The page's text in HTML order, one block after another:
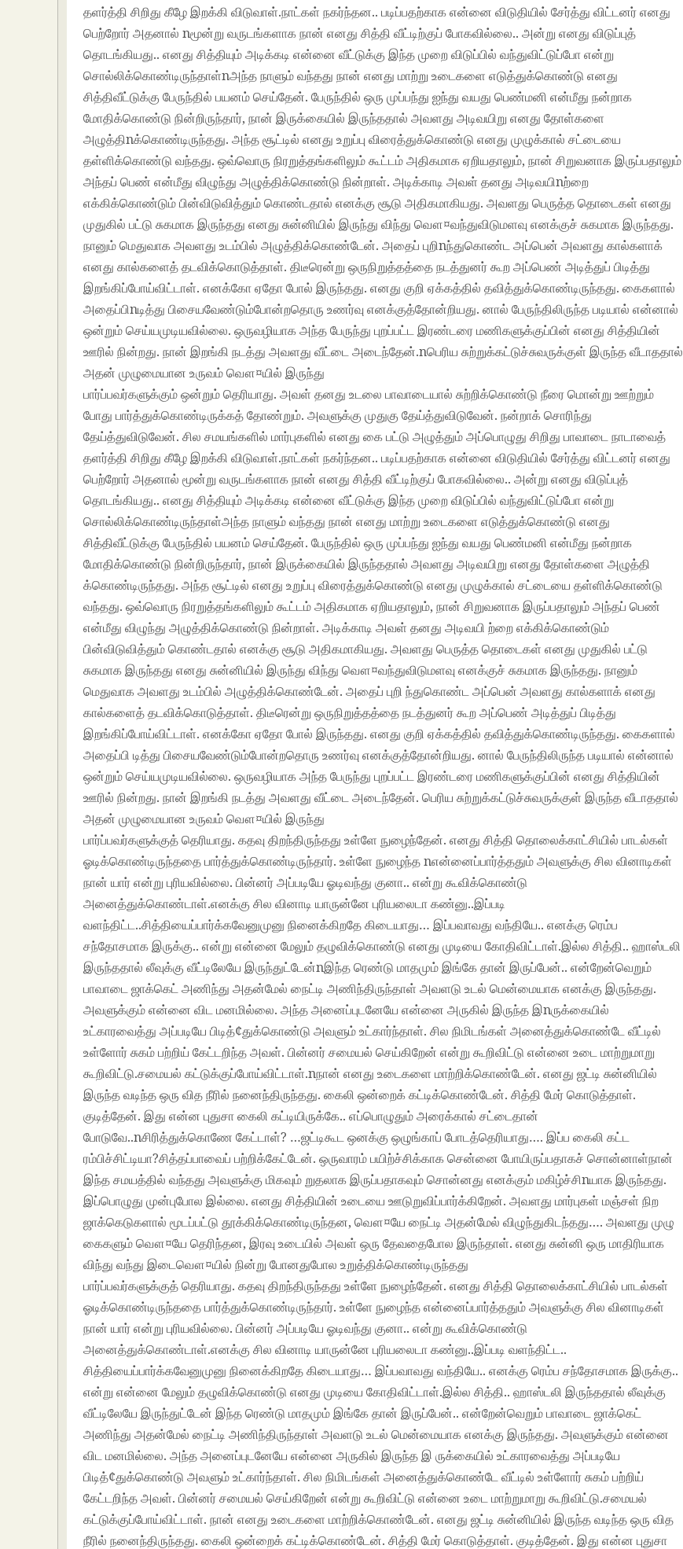
தளர்த்தி சிறிது கீழே இறக்கி விடுவாள்.நாட்கள் நகர்ந்தன.. படிப்பதற்காக என்னை விடுதியில் சேர்த்து விட்டனர் எனது
பெற்றோர் அதனால் nமூன்று வருடங்களாக நான் எனது சித்தி வீட்டிற்குப் போகவில்லை.. அன்று எனது விடுப்புத்
தொடங்கியது.. எனது சித்தியும் அடிக்கடி என்னை வீட்டுக்கு இந்த முறை விடுப்பில் வந்துவிட்டுப்போ என்று
சொல்லிக்கொண்டிருந்தாள்nஅந்த நாளும் வந்தது நான் எனது மாற்று உடைகளை எடுத்துக்கொண்டு எனது
சித்திவீட்டுக்கு பேருந்தில் பயனம் செய்தேன். பேருந்தில் ஒரு முப்பந்து ஐந்து வயது பெண்மனி என்மீது நன்றாக
மோதிக்கொண்டு நின்றிருந்தார், நான் இருக்கையில் இருந்ததால் அவளது அடிவயிறு எனது தோள்களை
அழுத்திnக்கொண்டிருந்தது. அந்த சூட்டில் எனது உறுப்பு விரைத்துக்கொண்டு எனது முழுக்கால் சட்டையை
தள்ளிக்கொண்டு வந்தது. ஒவ்வொரு நிரறுத்தங்களிலும் கூட்டம் அதிகமாக ஏறியதாலும், நான் சிறுவனாக இருப்பதாலும்
அந்தப் பெண் என்மீது விழுந்து அழுத்திக்கொண்டு நின்றாள். அடிக்காடி அவள் தனது அடிவயிnற்றை
எக்கிக்கொண்டும் பின்விடுவித்தும் கொண்டதால் எனக்கு சூடு அதிகமாகியது. அவளது பெருத்த தொடைகள் எனது
முதுகில் பட்டு சுகமாக இருந்தது எனது சுன்னியில் இருந்து விந்து வௌ¤வந்துவிடுமளவு எனக்குச் சுகமாக இருந்தது.
நானும் மெதுவாக அவளது உடம்பில் அழுத்திக்கொண்டேன். அதைப் புறிnந்துகொண்ட அப்பென் அவளது கால்களாக்
எனது கால்களைத் தடவிக்கொடுத்தாள். திடீரென்று ஒருநிறுத்தத்தை நடத்துனர் கூற அப்பெண் அடித்துப் பிடித்து
இறங்கிப்போய்விட்டாள். எனக்கோ ஏதோ போல் இருந்தது. எனது குறி ஏக்கத்தில் தவித்துக்கொண்டிருந்தது. கைகளால்
அதைப்பிnடித்து பிசையவேண்டும்போன்றதொரு உணர்வு எனக்குத்தோன்றியது. னால் பேருந்திலிருந்த படியால் என்னால்
ஒன்றும் செய்யமுடியவில்லை. ஒருவழியாக அந்த பேருந்து புறப்பட்ட இரண்டரை மணிகளுக்குப்பின் எனது சித்தியின்
ஊரில் நின்றது. நான் இறங்கி நடத்து அவளது வீட்டை அடைந்தேன்.nபெரிய சுற்றுக்கட்டுச்சுவருக்குள் இருந்த வீடாததால்
அதன் முழுமையான உருவம் வௌ¤யில் இருந்து
பார்ப்பவர்களுக்கும் ஒன்றும் தெரியாது. அவள் தனது உடலை பாவாடையால் சுற்றிக்கொண்டு நீரை மொன்று ஊற்றும்
போது பார்த்துக்கொண்டிருக்கத் தோண்றும். அவளுக்கு முதுகு தேய்த்துவிடுவேன். நன்றாக் சொரிந்து
தேய்த்துவிடுவேன். சில சமயங்களில் மார்புகளில் எனது கை பட்டு அழுத்தும் அப்பொழுது சிறிது பாவாடை நாடாவைத்
தளர்த்தி சிறிது கீழே இறக்கி விடுவாள்.நாட்கள் நகர்ந்தன.. படிப்பதற்காக என்னை விடுதியில் சேர்த்து விட்டனர் எனது
பெற்றோர் அதனால் மூன்று வருடங்களாக நான் எனது சித்தி வீட்டிற்குப் போகவில்லை.. அன்று எனது விடுப்புத்
தொடங்கியது.. எனது சித்தியும் அடிக்கடி என்னை வீட்டுக்கு இந்த முறை விடுப்பில் வந்துவிட்டுப்போ என்று
சொல்லிக்கொண்டிருந்தாள்அந்த நாளும் வந்தது நான் எனது மாற்று உடைகளை எடுத்துக்கொண்டு எனது
சித்திவீட்டுக்கு பேருந்தில் பயனம் செய்தேன். பேருந்தில் ஒரு முப்பந்து ஐந்து வயது பெண்மனி என்மீது நன்றாக
மோதிக்கொண்டு நின்றிருந்தார், நான் இருக்கையில் இருந்ததால் அவளது அடிவயிறு எனது தோள்களை அழுத்தி
க்கொண்டிருந்தது. அந்த சூட்டில் எனது உறுப்பு விரைத்துக்கொண்டு எனது முழுக்கால் சட்டையை தள்ளிக்கொண்டு
வந்தது. ஒவ்வொரு நிரறுத்தங்களிலும் கூட்டம் அதிகமாக ஏறியதாலும், நான் சிறுவனாக இருப்பதாலும் அந்தப் பெண்
என்மீது விழுந்து அழுத்திக்கொண்டு நின்றாள். அடிக்காடி அவள் தனது அடிவயி ற்றை எக்கிக்கொண்டும்
பின்விடுவித்தும் கொண்டதால் எனக்கு சூடு அதிகமாகியது. அவளது பெருத்த தொடைகள் எனது முதுகில் பட்டு
சுகமாக இருந்தது எனது சுன்னியில் இருந்து விந்து வௌ¤வந்துவிடுமளவு எனக்குச் சுகமாக இருந்தது. நானும்
மெதுவாக அவளது உடம்பில் அழுத்திக்கொண்டேன். அதைப் புறி ந்துகொண்ட அப்பென் அவளது கால்களாக் எனது
கால்களைத் தடவிக்கொடுத்தாள். திடீரென்று ஒருநிறுத்தத்தை நடத்துனர் கூற அப்பெண் அடித்துப் பிடித்து
இறங்கிப்போய்விட்டாள். எனக்கோ ஏதோ போல் இருந்தது. எனது குறி ஏக்கத்தில் தவித்துக்கொண்டிருந்தது. கைகளால்
அதைப்பி டித்து பிசையவேண்டும்போன்றதொரு உணர்வு எனக்குத்தோன்றியது. னால் பேருந்திலிருந்த படியால் என்னால்
ஒன்றும் செய்யமுடியவில்லை. ஒருவழியாக அந்த பேருந்து புறப்பட்ட இரண்டரை மணிகளுக்குப்பின் எனது சித்தியின்
ஊரில் நின்றது. நான் இறங்கி நடத்து அவளது வீட்டை அடைந்தேன். பெரிய சுற்றுக்கட்டுச்சுவருக்குள் இருந்த வீடாததால்
அதன் முழுமையான உருவம் வௌ¤யில் இருந்து
பார்ப்பவர்களுக்குத் தெரியாது. கதவு திறந்திருந்தது உள்ளே நுழைந்தேன். எனது சித்தி தொலைக்காட்சியில் பாடல்கள்
ஓடிக்கொண்டிருந்ததை பார்த்துக்கொண்டிருந்தார். உள்ளே நுழைந்த nஎன்னைப்பார்த்ததும் அவளுக்கு சில வினாடிகள்
நான் யார் என்று புரியவில்லை. பின்னர் அப்படியே ஓடிவந்து குனா.. என்று கூவிக்கொண்டு
அனைத்துக்கொண்டாள்.எனக்கு சில வினாடி யாருன்னே புரியலைடா கண்னு..இப்படி
வளந்திட்ட..சித்தியைப்பார்க்கவேனுமுனு நினைக்கிறதே கிடையாது… இப்பவாவது வந்தியே.. எனக்கு ரெம்ப
சந்தோசமாக இருக்கு.. என்று என்னை மேலும் தழுவிக்கொண்டு எனது முடியை கோதிவிட்டாள்.இல்ல சித்தி.. ஹாஸ்டலி
இருந்ததால் லீவுக்கு வீட்டிலேயே இருந்துட்டேன்nஇந்த ரெண்டு மாதமும் இங்கே தான் இருப்பேன்.. என்றேன்வெறும்
பாவாடை ஜாக்கெட் அணிந்து அதன்மேல் நைட்டி அணிந்திருந்தாள் அவளடு உடல் மென்மையாக எனக்கு இருந்தது.
அவளுக்கும் என்னை விட மனமில்லை. அந்த அனைப்புடனேயே என்னை அருகில் இருந்த இnருக்கையில்
உட்காரவைத்து அப்படியே பிடித்¢துக்கொண்டு அவளும் உட்கார்ந்தாள். சில நிமிடங்கள் அனைத்துக்கொண்டே வீட்டில்
உள்ளோர் சுகம் பற்றிய் கேட்டறிந்த அவள். பின்னர் சமையல் செய்கிறேன் என்று கூறிவிட்டு என்னை உடை மாற்றுமாறு
கூறிவிட்டு.சமையல் கட்டுக்குப்போய்விட்டாள்.nநான் எனது உடைகளை மாற்றிக்கொண்டேன். எனது ஜட்டி சுன்னியில்
இருந்த வடிந்த ஒரு வித நீரில் நனைந்திருந்தது. கைலி ஒன்றைக் கட்டிக்கொண்டேன். சித்தி மேர் கொடுத்தாள்.
குடித்தேன். இது என்ன புதுசா கைலி கட்டியிருக்கே.. எப்பொழுதும் அரைக்கால் சட்டைதான்
போடுவே..nசிரித்துக்கொணே கேட்டாள்? …ஜட்டிகூட ஒனக்கு ஒழுங்காப் போடத்தெரியாது…. இப்ப கைலி கட்ட
ரம்பிச்சிட்டியா?சித்தப்பாவைப் பற்றிக்கேட்டேன். ஒருவாரம் பயிற்ச்சிக்காக சென்னை போயிருப்பதாகச் சொன்னாள்நான்
இந்த சமயத்தில் வந்தது அவளுக்கு மிகவும் றுதலாக இருப்பதாகவும் சொன்னது எனக்கும் மகிழ்ச்சிnயாக இருந்தது.
இப்பொழுது முன்புபோல இல்லை. எனது சித்தியின் உடையை ஊடுறுவிப்பார்க்கிறேன். அவளது மார்புகள் மஞ்சள் நிற
ஜாக்கெடுகளால் மூடப்பட்டு தூக்கிக்கொண்டிருந்தன, வௌ¤யே நைட்டி அதன்மேல் விழுந்துகிடந்தது…. அவளது முழு
கைகளும் வௌ¤யே தெரிந்தன, இரவு உடையில் அவள் ஒரு தேவதைபோல இருந்தாள். எனது சுன்னி ஒரு மாதிரியாக
விந்து வந்து இடைவௌ¤யில் நின்று போனதுபோல உறுத்திக்கொண்டிருந்தது
பார்ப்பவர்களுக்குத் தெரியாது. கதவு திறந்திருந்தது உள்ளே நுழைந்தேன். எனது சித்தி தொலைக்காட்சியில் பாடல்கள்
ஓடிக்கொண்டிருந்ததை பார்த்துக்கொண்டிருந்தார். உள்ளே நுழைந்த என்னைப்பார்த்ததும் அவளுக்கு சில வினாடிகள்
நான் யார் என்று புரியவில்லை. பின்னர் அப்படியே ஓடிவந்து குனா.. என்று கூவிக்கொண்டு
அனைத்துக்கொண்டாள்.எனக்கு சில வினாடி யாருன்னே புரியலைடா கண்னு..இப்படி வளந்திட்ட..
சித்தியைப்பார்க்கவேனுமுனு நினைக்கிறதே கிடையாது… இப்பவாவது வந்தியே.. எனக்கு ரெம்ப சந்தோசமாக இருக்கு..
என்று என்னை மேலும் தழுவிக்கொண்டு எனது முடியை கோதிவிட்டாள்.இல்ல சித்தி.. ஹாஸ்டலி இருந்ததால் லீவுக்கு
வீட்டிலேயே இருந்துட்டேன் இந்த ரெண்டு மாதமும் இங்கே தான் இருப்பேன்.. என்றேன்வெறும் பாவாடை ஜாக்கெட்
அணிந்து அதன்மேல் நைட்டி அணிந்திருந்தாள் அவளடு உடல் மென்மையாக எனக்கு இருந்தது. அவளுக்கும் என்னை
விட மனமில்லை. அந்த அனைப்புடனேயே என்னை அருகில் இருந்த இ ருக்கையில் உட்காரவைத்து அப்படியே
பிடித்¢துக்கொண்டு அவளும் உட்கார்ந்தாள். சில நிமிடங்கள் அனைத்துக்கொண்டே வீட்டில் உள்ளோர் சுகம் பற்றிய்
கேட்டறிந்த அவள். பின்னர் சமையல் செய்கிறேன் என்று கூறிவிட்டு என்னை உடை மாற்றுமாறு கூறிவிட்டு.சமையல்
கட்டுக்குப்போய்விட்டாள். நான் எனது உடைகளை மாற்றிக்கொண்டேன். எனது ஜட்டி சுன்னியில் இருந்த வடிந்த ஒரு வித
நீரில் நனைந்திருந்தது. கைலி ஒன்றைக் கட்டிக்கொண்டேன். சித்தி மேர் கொடுத்தாள். குடித்தேன். இது என்ன புதுசா